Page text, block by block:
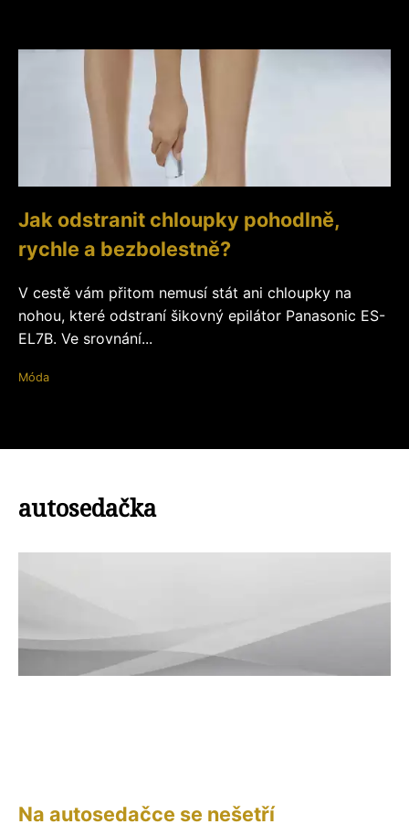
Jak odstranit chloupky pohodlně,
rychle a bezbolestně?
V cestě vám přitom nemusí stát ani chloupky na
nohou, které odstraní šikovný epilátor Panasonic ES-
EL7B. Ve srovnání...
Móda
autosedačka
Na autosedačce se nešetří